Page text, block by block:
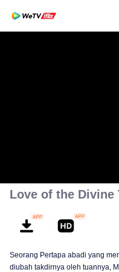
Love of the Divine
Seorang Pertapa abadi yang
diubah takdirnya oleh tuannya,